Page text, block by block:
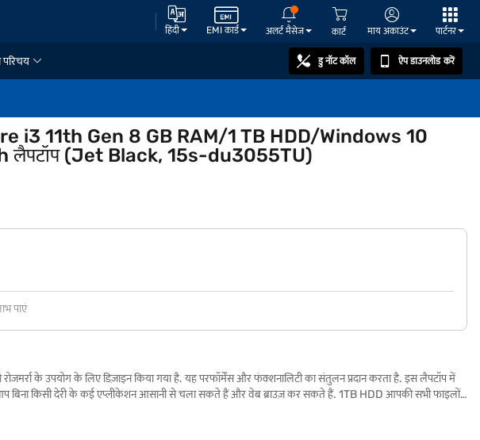
हिंदी EMI कार्ड अलर्ट मैसेज कार्ट माय अकाउंट पार्टनर
परिचय डु नॉट कॉल ऐप डाउनलोड करें
i3 11th Gen 8 GB RAM/1 TB HDD/Windows 10
लैपटॉप (Jet Black, 15s-du3055TU)
पाएं
उपयोग के लिए डिज़ाइन किया गया है. यह परफॉर्मेंस और फंक्शनालिटी का संतुलन प्रदान करता है. इस लैपटॉप में
बिना किसी देरी के कई एप्लीकेशन आसानी से चला सकते हैं और वेब ब्राउज़ कर सकते हैं. 1TB HDD आपकी सभी फाइलों,
बनाता है. छात्रों, प्रोफेशनल और on-the-go प्रोडक्टिविटी के लिए भरोसेमंद लैपटॉप चाहने वाले किसी भी व्यक्ति के